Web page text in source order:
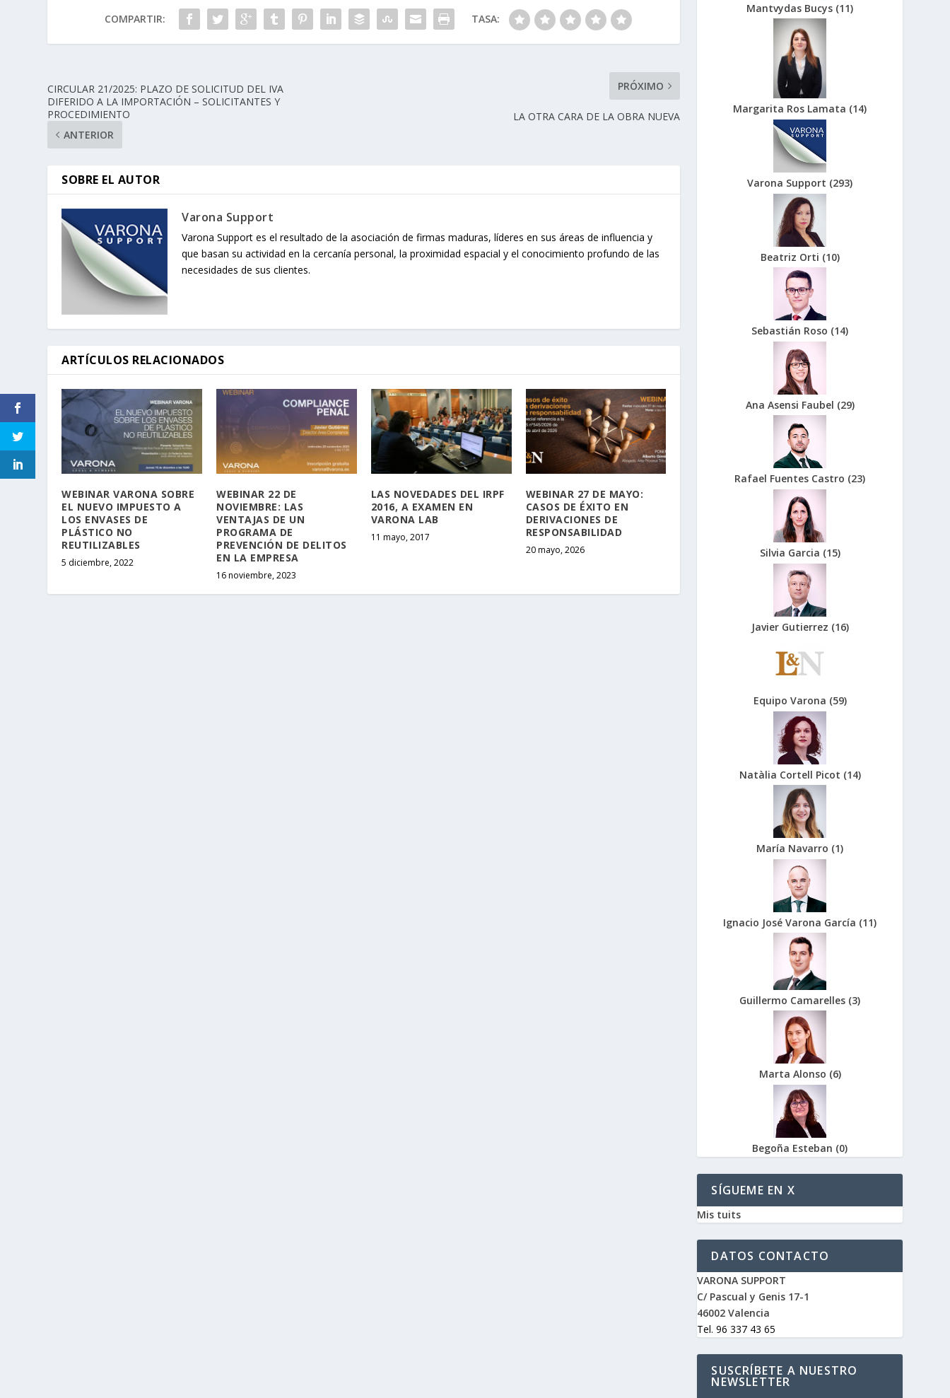
COMPARTIR: TASA:
CIRCULAR 21/2025: PLAZO DE SOLICITUD DEL IVA
DIFERIDO A LA IMPORTACIÓN – SOLICITANTES Y
PROCEDIMIENTO
ANTERIOR
PRÓXIMO
LA OTRA CARA DE LA OBRA NUEVA
SOBRE EL AUTOR
Varona Support
Varona Support es el resultado de la asociación de firmas maduras, líderes en sus áreas de influencia y
que basan su actividad en la cercanía personal, la proximidad espacial y el conocimiento profundo de las
necesidades de sus clientes.
ARTÍCULOS RELACIONADOS
WEBINAR VARONA SOBRE
EL NUEVO IMPUESTO A
LOS ENVASES DE
PLÁSTICO NO
REUTILIZABLES
5 diciembre, 2022
WEBINAR 22 DE
NOVIEMBRE: LAS
VENTAJAS DE UN
PROGRAMA DE
PREVENCIÓN DE DELITOS
EN LA EMPRESA
16 noviembre, 2023
LAS NOVEDADES DEL IRPF
2016, A EXAMEN EN
VARONA LAB
11 mayo, 2017
WEBINAR 27 DE MAYO:
CASOS DE ÉXITO EN
DERIVACIONES DE
RESPONSABILIDAD
20 mayo, 2026
Mantvydas Bucys (11)
Margarita Ros Lamata (14)
Varona Support (293)
Beatriz Orti (10)
Sebastián Roso (14)
Ana Asensi Faubel (29)
Rafael Fuentes Castro (23)
Silvia Garcia (15)
Javier Gutierrez (16)
Equipo Varona (59)
Natàlia Cortell Picot (14)
María Navarro (1)
Ignacio José Varona García (11)
Guillermo Camarelles (3)
Marta Alonso (6)
Begoña Esteban (0)
SÍGUEME EN X
Mis tuits
DATOS CONTACTO
VARONA SUPPORT
C/ Pascual y Genis 17-1
46002 Valencia
Tel. 96 337 43 65
SUSCRÍBETE A NUESTRO
NEWSLETTER